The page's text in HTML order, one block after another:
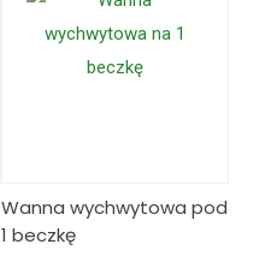
Wanna wychwytowa pod
1 beczkę